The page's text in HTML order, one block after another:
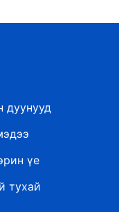
дуунууд
үе
тухай